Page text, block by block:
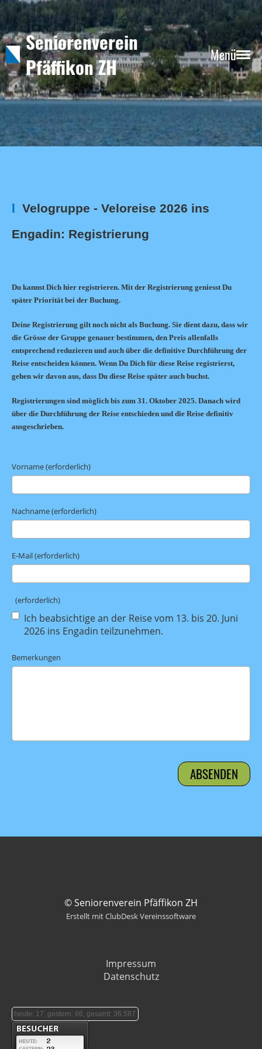
Menü
Seniorenverein
Pfäffikon ZH
l Velogruppe - Veloreise 2026 ins
Engadin: Registrierung
Du kannst Dich hier registrieren. Mit der Registrierung geniesst Du
später Priorität bei der Buchung.
Deine Registrierung gilt noch nicht als Buchung. Sie dient dazu, dass wir
die Grösse der Gruppe genauer bestimmen, den Preis allenfalls
entsprechend reduzieren und auch über die definitive Durchführung der
Reise entscheiden können. Wenn Du Dich für diese Reise registrierst,
gehen wir davon aus, dass Du diese Reise später auch buchst.
Registrierungen sind möglich bis zum 31. Oktober 2025. Danach wird
über die Durchführung der Reise entschieden und die Reise definitiv
ausgeschrieben.
Vorname (erforderlich)
Nachname (erforderlich)
E-Mail (erforderlich)
(erforderlich)
Ich beabsichtige an der Reise vom 13. bis 20. Juni
2026 ins Engadin teilzunehmen.
Bemerkungen
© Seniorenverein Pfäffikon ZH
Erstellt mit ClubDesk Vereinssoftware
Impressum
Datenschutz
heute: 17, gestern: 66, gesamt: 36.587